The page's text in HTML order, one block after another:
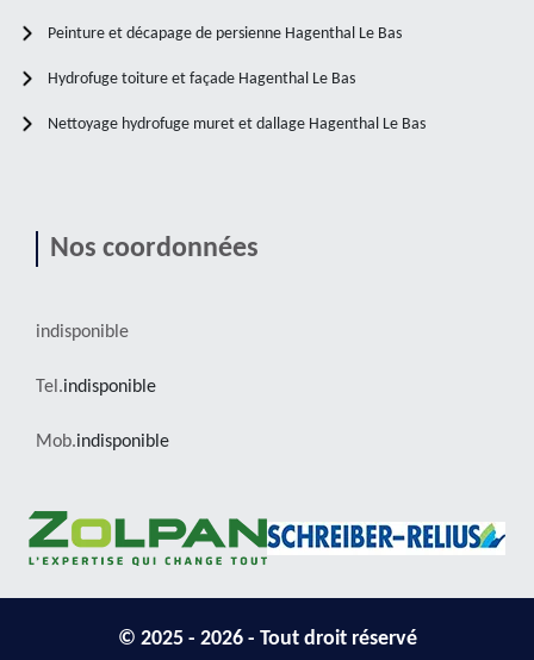
Peinture et décapage de persienne Hagenthal Le Bas
Hydrofuge toiture et façade Hagenthal Le Bas
Nettoyage hydrofuge muret et dallage Hagenthal Le Bas
Nos coordonnées
indisponible
Tel.indisponible
Mob.indisponible
© 2025 - 2026 - Tout droit réservé